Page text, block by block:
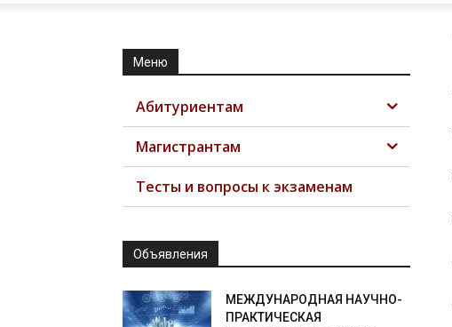
Меню
Абитуриентам
Магистрантам
Тесты и вопросы к экзаменам
Объявления
МЕЖДУНАРОДНАЯ НАУЧНО-
ПРАКТИЧЕСКАЯ